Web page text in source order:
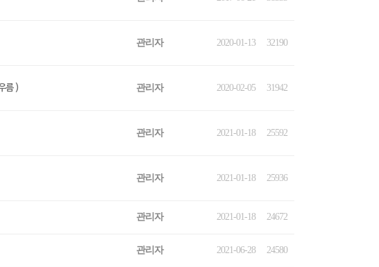
관리자 2020-01-13 32190
름 ) 관리자 2020-02-05 31942
관리자 2021-01-18 25592
관리자 2021-01-18 25936
관리자 2021-01-18 24672
관리자 2021-06-28 24580